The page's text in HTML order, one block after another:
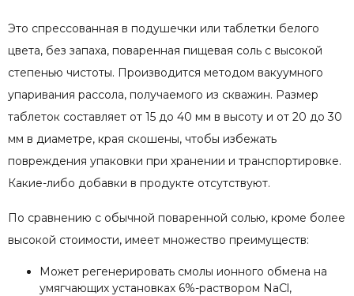
Это спрессованная в подушечки или таблетки белого
цвета, без запаха, поваренная пищевая соль с высокой
степенью чистоты. Производится методом вакуумного
упаривания рассола, получаемого из скважин. Размер
таблеток составляет от 15 до 40 мм в высоту и от 20 до 30
мм в диаметре, края скошены, чтобы избежать
повреждения упаковки при хранении и транспортировке.
Какие-либо добавки в продукте отсутствуют.
По сравнению с обычной поваренной солью, кроме более
высокой стоимости, имеет множество преимуществ:
Может регенерировать смолы ионного обмена на
умягчающих установках 6%-раствором NaCl,